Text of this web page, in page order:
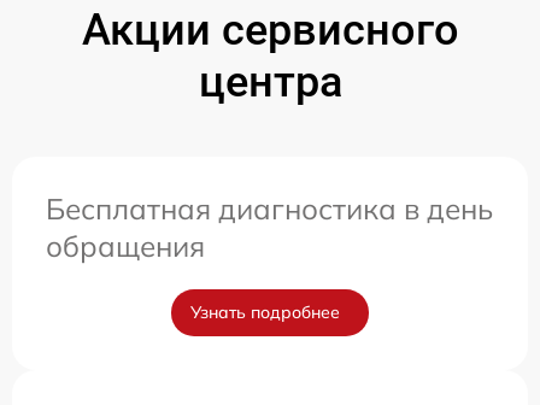
Акции сервисного
центра
Бесплатная диагностика в день
обращения
Узнать подробнее